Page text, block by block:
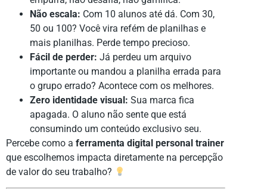
Não escala: Com 10 alunos até dá. Com 30,
50 ou 100? Você vira refém de planilhas e
mais planilhas. Perde tempo precioso.
Fácil de perder: Já perdeu um arquivo
importante ou mandou a planilha errada para
o grupo errado? Acontece com os melhores.
Zero identidade visual: Sua marca fica
apagada. O aluno não sente que está
consumindo um conteúdo exclusivo seu.
Percebe como a ferramenta digital personal trainer
que escolhemos impacta diretamente na percepção
de valor do seu trabalho?